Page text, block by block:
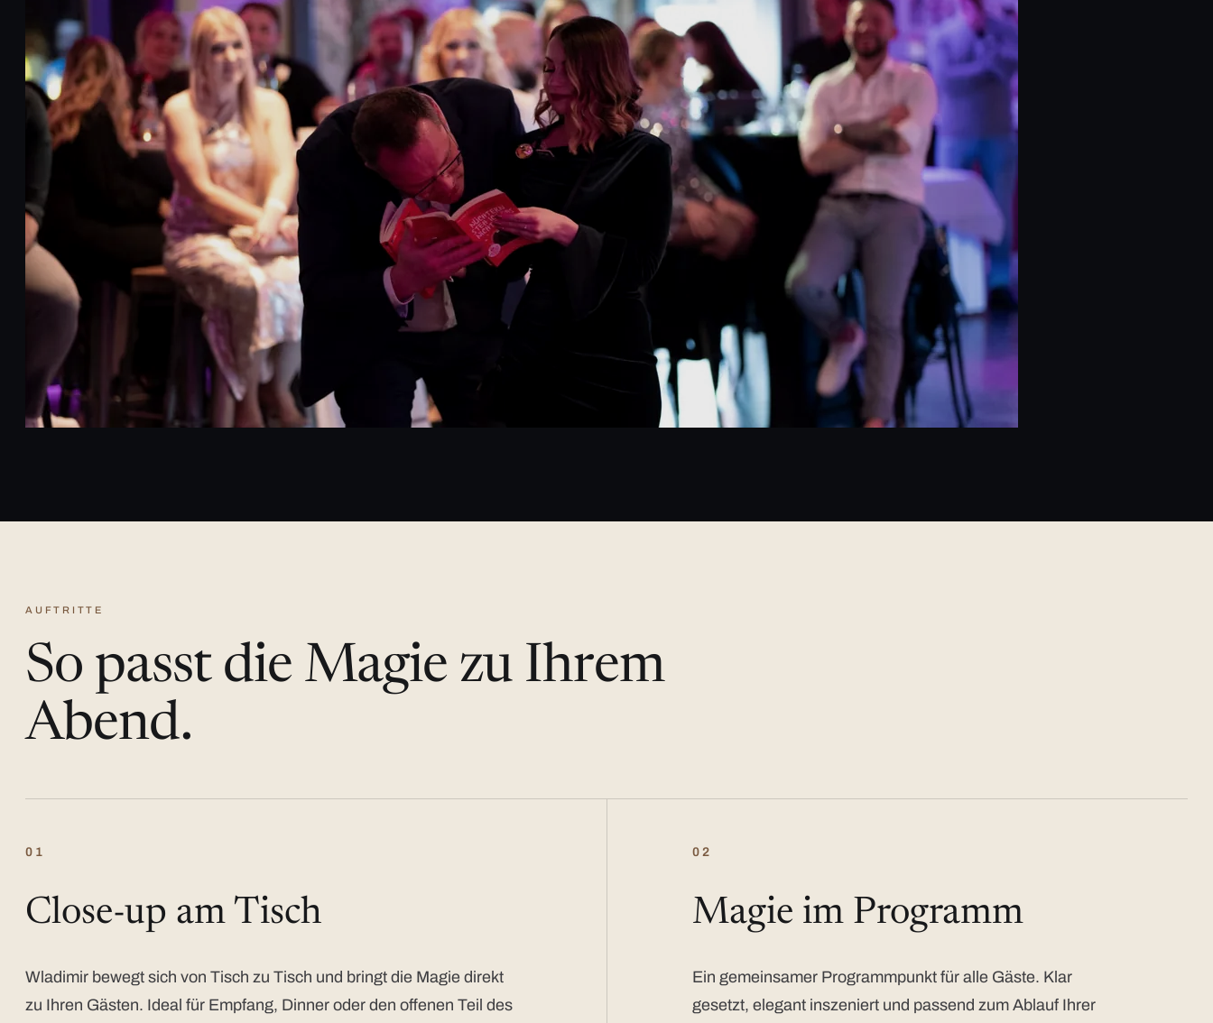
AUFTRITTE
So passt die Magie zu Ihrem
Abend.
01
Close-up am Tisch
Wladimir bewegt sich von Tisch zu Tisch und bringt die Magie direkt
zu Ihren Gästen. Ideal für Empfang, Dinner oder den offenen Teil des
02
Magie im Programm
Ein gemeinsamer Programmpunkt für alle Gäste. Klar
gesetzt, elegant inszeniert und passend zum Ablauf Ihrer